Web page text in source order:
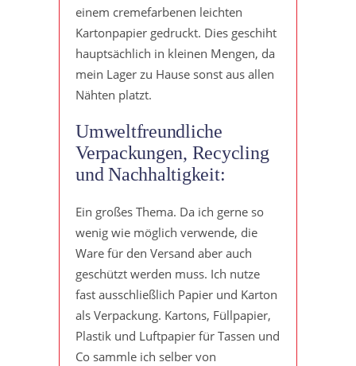
einem cremefarbenen leichten
Kartonpapier gedruckt. Dies geschiht
hauptsächlich in kleinen Mengen, da
mein Lager zu Hause sonst aus allen
Nähten platzt.
Umweltfreundliche
Verpackungen, Recycling
und Nachhaltigkeit:
Ein großes Thema. Da ich gerne so
wenig wie möglich verwende, die
Ware für den Versand aber auch
geschützt werden muss. Ich nutze
fast ausschließlich Papier und Karton
als Verpackung. Kartons, Füllpapier,
Plastik und Luftpapier für Tassen und
Co sammle ich selber von